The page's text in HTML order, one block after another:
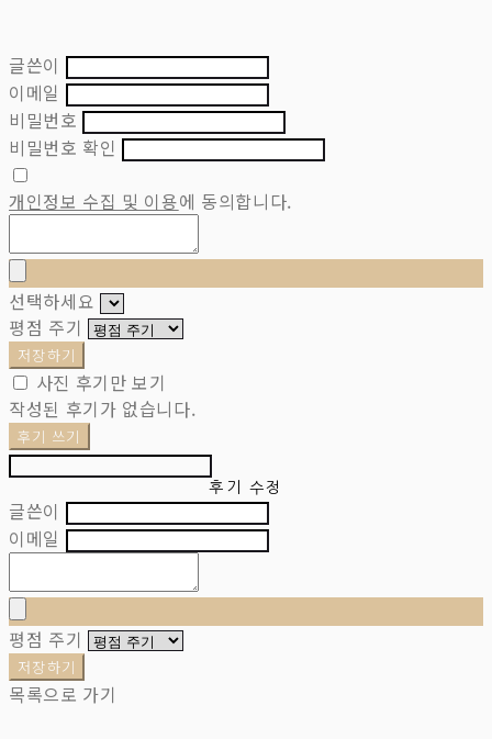
글쓴이
이메일
비밀번호
비밀번호 확인
개인정보 수집 및 이용에 동의합니다.
선택하세요
평점 주기
저장하기
사진 후기만 보기
작성된 후기가 없습니다.
후기 쓰기
후기 수정
글쓴이
이메일
평점 주기
저장하기
목록으로 가기